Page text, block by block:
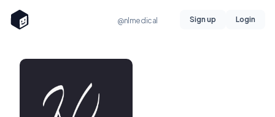
@nlmedical Sign up Login